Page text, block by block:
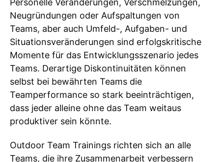
Personelle Veränderungen, Verschmelzungen,
Neugründungen oder Aufspaltungen von
Teams, aber auch Umfeld-, Aufgaben- und
Situationsveränderungen sind erfolgskritische
Momente für das Entwicklungsszenario jedes
Teams. Derartige Diskontinuitäten können
selbst bei bewährten Teams die
Teamperformance so stark beeinträchtigen,
dass jeder alleine ohne das Team weitaus
produktiver sein könnte.
Outdoor Team Trainings richten sich an alle
Teams, die ihre Zusammenarbeit verbessern